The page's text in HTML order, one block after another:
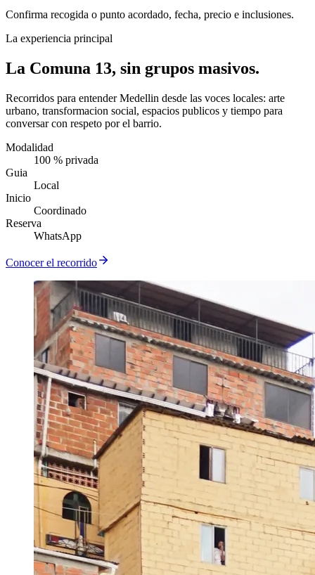
Confirma recogida o punto acordado, fecha, precio e inclusiones.
La experiencia principal
La Comuna 13, sin grupos masivos.
Recorridos para entender Medellin desde las voces locales: arte
urbano, transformacion social, espacios publicos y tiempo para
conversar con respeto por el barrio.
Modalidad
100 % privada
Guia
Local
Inicio
Coordinado
Reserva
WhatsApp
Conocer el recorrido